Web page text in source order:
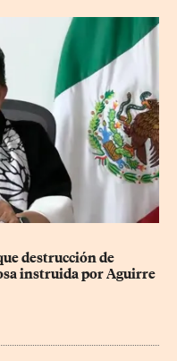
destrucción de
instruida por Aguirre